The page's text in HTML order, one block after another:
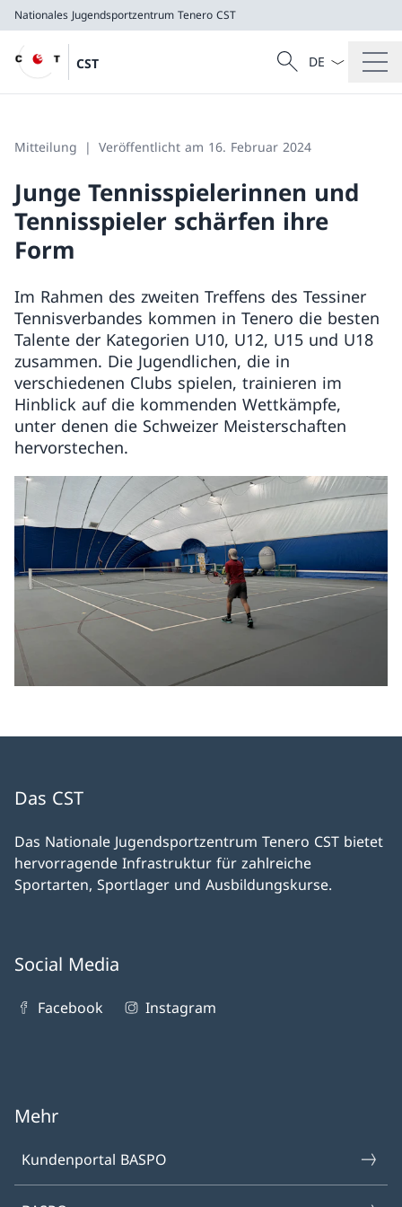
Nationales Jugendsportzentrum Tenero CST
CST
CST
Suche
Suche
Sprach
Mitteilung Veröffentlicht am 16. Februar 2024
Junge Tennisspielerinnen und
Tennisspieler schärfen ihre
Form
Im Rahmen des zweiten Treffens des Tessiner
Tennisverbandes kommen in Tenero die besten
Talente der Kategorien U10, U12, U15 und U18
zusammen. Die Jugendlichen, die in
verschiedenen Clubs spielen, trainieren im
Hinblick auf die kommenden Wettkämpfe,
unter denen die Schweizer Meisterschaften
hervorstechen.
Das CST
Das Nationale Jugendsportzentrum Tenero CST bietet
hervorragende Infrastruktur für zahlreiche
Sportarten, Sportlager und Ausbildungskurse.
Social Media
Facebook Instagram
Mehr
Kundenportal BASPO